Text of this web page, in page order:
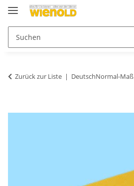
Zurück zur Liste DeutschNormal-Maß